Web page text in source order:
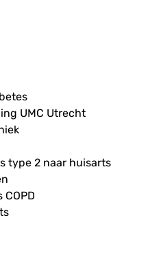
UMC Utrecht
type 2 naar huisarts